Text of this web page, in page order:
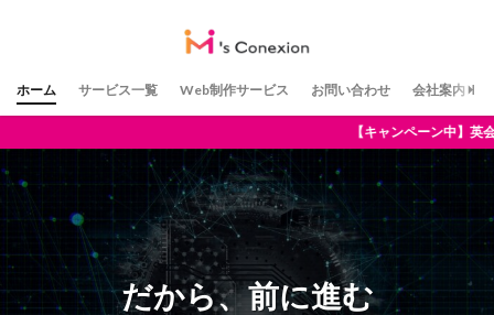
ホーム サービス一覧 Web制作サービス お問い合わせ 会社案内
ビス 【キャンペーン中】英会話教室特化の
だから、前に進む